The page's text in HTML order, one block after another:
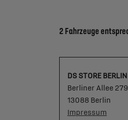
2 Fahrzeuge
DS STORE
Berliner Allee
13088 Berlin
Impressum